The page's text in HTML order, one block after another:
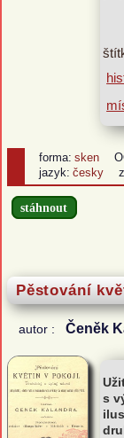
forma: sken
jazyk: česky
stáhnout
Pěstování
autor : Čeněk
s